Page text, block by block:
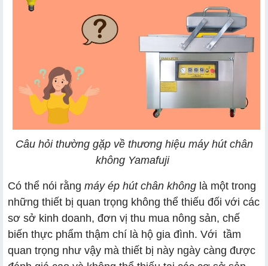
Câu hỏi thường gặp về thương hiệu máy hút chân
không Yamafuji
Có thể nói rằng máy ép hút chân không là một trong
những thiết bị quan trọng không thể thiếu đối với các
sơ sở kinh doanh, đơn vị thu mua nông sản, chế
biến thực phẩm thậm chí là hộ gia đình. Với tầm
quan trọng như vậy mà thiết bị này ngày càng được